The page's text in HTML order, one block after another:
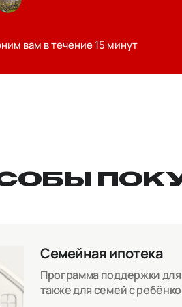
вам в течение 15 минут
Семейная ипотека
Программа поддержки
также для семей с